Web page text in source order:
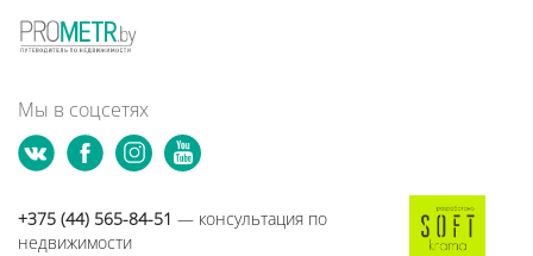
Мы в соцсетях
+375 (44) 565-84-51 — консультация по
недвижимости